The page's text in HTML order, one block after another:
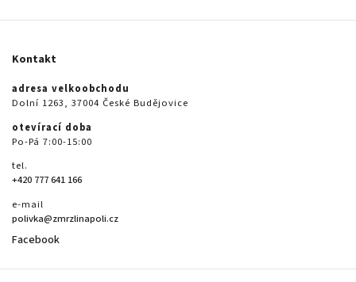
Kontakt
adresa velkoobchodu
Dolní 1263, 37004 České Budějovice
otevírací doba
Po-Pá 7:00-15:00
tel.
+420 777 641 166
e-mail
polivka@zmrzlinapoli.cz
Facebook